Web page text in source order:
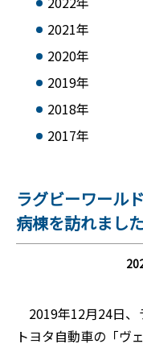
2021年
2020年
2019年
2018年
2017年
ラグビーワール
病棟を訪れました
2019年12月24日
トヨタ自動車の「ヴ